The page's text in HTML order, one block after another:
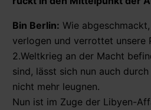
Bin Berlin: Wie
verlogen und verrottet unsere
2.Weltkrieg an der Macht
sind, lässt sich nun auch
nicht mehr leugnen.
Nun ist im Zuge der Libyen-